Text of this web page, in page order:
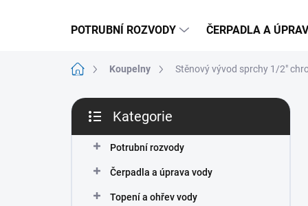
POTRUBNÍ ROZVODY ČERPADLA A
Domů Koupelny Stěnový vývod sprchy 1/2"
P
s
kategorie
Kategorie
Potrubní rozvody
Čerpadla a úprava vody
Topení a ohřev vody